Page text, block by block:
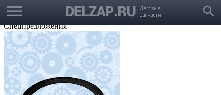
menu search
Выбрать город
Корзина
Заказать звонок
Спецпредложения